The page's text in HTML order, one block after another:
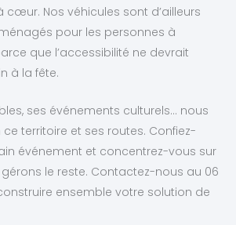
cœur. Nos véhicules sont d’ailleurs
pour les personnes à
que l’accessibilité ne devrait
à la fête.
ses événements culturels… nous
territoire et ses routes. Confiez-
événement et concentrez-vous sur
gérons le reste. Contactez-nous au 06
ensemble votre solution de